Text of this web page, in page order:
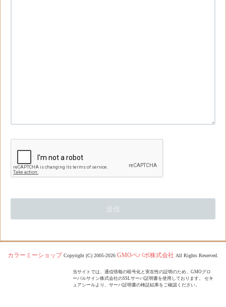
カラーミーショップ Copyright (C) 2005-2026 GMOペパボ株式会社 All Rights Reserved.
当サイトでは、通信情報の暗号化と実在性の証明のため、GMOグロ
ーバルサイン株式会社のSSLサーバ証明書を使用しております。 セキ
ュアシールより、サーバ証明書の検証結果をご確認ください。